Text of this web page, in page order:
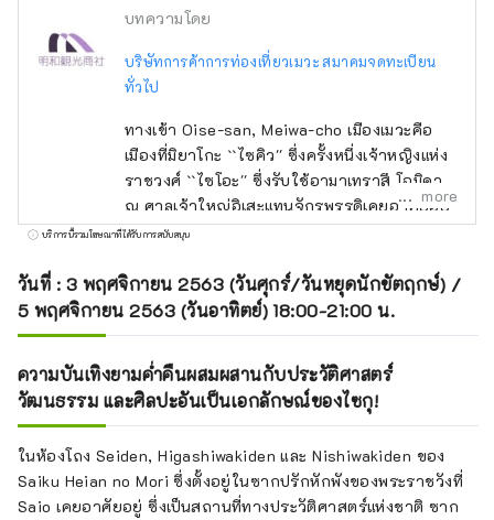
บทความโดย
บริษัทการค้าการท่องเที่ยวเมวะ สมาคมจดทะเบียน
ทั่วไป
ทางเข้า Oise-san, Meiwa-cho เมืองเมวะคือ
เมืองที่มิยาโกะ ``ไซคิว'' ซึ่งครั้งหนึ่งเจ้าหญิงแห่ง
ราชวงศ์ ``ไซโอะ'' ซึ่งรับใช้อามาเทราสึ โอมิคามิ
ณ ศาลเจ้าใหญ่อิเสะแทนจักรพรรดิเคยอาศัยอยู่
ยังคงเป็นโบราณสถาน .
more
บริการนี้รวมโฆษณาที่ได้รับการสนับสนุน
วันที่ : 3 พฤศจิกายน 2563 (วันศุกร์/วันหยุดนักขัตฤกษ์) /
5 พฤศจิกายน 2563 (วันอาทิตย์) 18:00-21:00 น.
ความบันเทิงยามค่ำคืนผสมผสานกับประวัติศาสตร์
วัฒนธรรม และศิลปะอันเป็นเอกลักษณ์ของไซกุ!
ในห้องโถง Seiden, Higashiwakiden และ Nishiwakiden ของ
Saiku Heian no Mori ซึ่งตั้งอยู่ในซากปรักหักพังของพระราชวังที่
Saio เคยอาศัยอยู่ ซึ่งเป็นสถานที่ทางประวัติศาสตร์แห่งชาติ ซาก